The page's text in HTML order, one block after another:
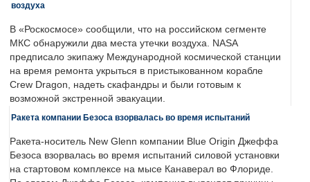
воздуха
В «Роскосмосе» сообщили, что на российском сегменте
МКС обнаружили два места утечки воздуха. NASA
предписало экипажу Международной космической станции
на время ремонта укрыться в пристыкованном корабле
Crew Dragon, надеть скафандры и были готовым к
возможной экстренной эвакуации.
Ракета компании Безоса взорвалась во время испытаний
Ракета-носитель New Glenn компании Blue Origin Джеффа
Безоса взорвалась во время испытаний силовой установки
на стартовом комплексе на мысе Канаверал во Флориде.